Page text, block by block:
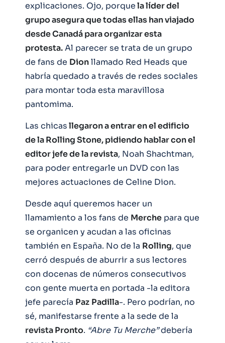
explicaciones. Ojo, porquela líder del
grupo asegura que todas ellas han viajado
desde Canadá para organizar esta
protesta.Al parecer se trata de un grupo
de fans de Dionllamado Red Heads que
habría quedado a través de redes sociales
para montar toda esta maravillosa
pantomima.
Las chicasllegaron a entrar en el edificio
de la Rolling Stone, pidiendo hablar con el
editor jefe de la revista, Noah Shachtman,
para poder entregarle un DVD con las
mejores actuaciones de Celine Dion.
Desde aquí queremos hacer un
llamamiento a los fans de Merche para que
se organicen y acudan a las oficinas
también en España. No de la Rolling, que
cerró después de aburrir a sus lectores
con docenas de números consecutivos
con gente muerta en portada -la editora
jefe parecía Paz Padilla-. Pero podrían, no
sé, manifestarse frente a la sede de la
revista Pronto. “Abre Tu Merche”debería